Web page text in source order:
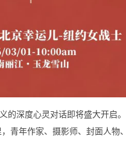
的深度心灵对话即将盛大开启
青年作家、摄影师、封面人物